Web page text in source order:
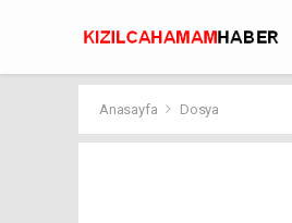
Anasayfa Dosya